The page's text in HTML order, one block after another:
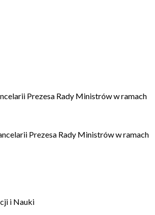
Prezesa Rady Ministrów w ramach
Prezesa Rady Ministrów w ramach
i Nauki